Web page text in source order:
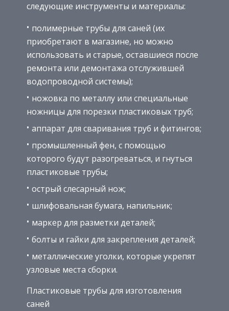
следующие инструменты и материалы:
полимерные трубы для саней (их
приобретают в магазине, но можно
использовать и старые, оставшиеся после
ремонта или демонтажа отслужившей
водопроводной системы);
ножовка по металлу или специальные
ножницы для порезки пластиковых труб;
аппарат для сваривания труб и фитингов;
промышленный фен, с помощью
которого будут разогреваться, и гнуться
пластиковые трубы;
острый слесарный нож;
шлифовальная бумага, напильник;
маркер для разметки деталей;
болты и гайки для закрепления деталей;
металлические уголки, которые укрепят
узловые места сборки.
Пластиковые трубы для изготовления
саней